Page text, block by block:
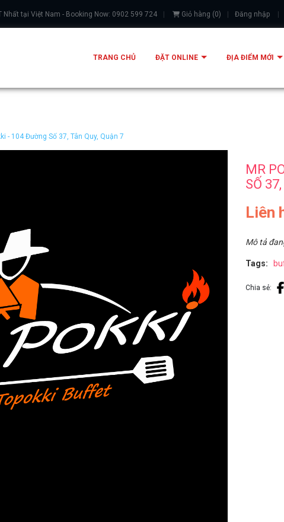
tại Việt Nam - Booking Now: 0902 599 724 Giỏ hàng (0) Đăng nhập
TRANG CHỦ ĐẶT ONLINE ĐỊA ĐIỂM MỚI
- 104 Đường Số 37, Tân Quy, Quận 7
MR
SỐ
Liên
Mô tả
Tags:
Chia sẻ: